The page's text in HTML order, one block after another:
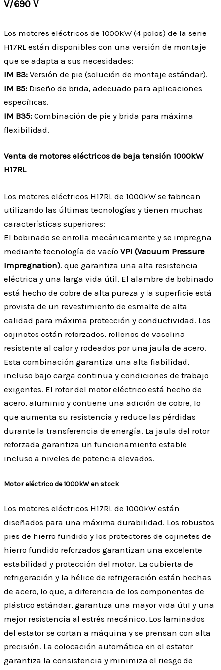
V/690 V
Los motores eléctricos de 1000kW (4 polos) de la serie
H17RL están disponibles con una versión de montaje
que se adapta a sus necesidades:
IM B3: Versión de pie (solución de montaje estándar).
IM B5: Diseño de brida, adecuado para aplicaciones
específicas.
IM B35: Combinación de pie y brida para máxima
flexibilidad.
Venta de motores eléctricos de baja tensión 1000kW
H17RL
Los motores eléctricos H17RL de 1000kW se fabrican
utilizando las últimas tecnologías y tienen muchas
características superiores:
El bobinado se enrolla mecánicamente y se impregna
mediante tecnología de vacío VPI (Vacuum Pressure
Impregnation), que garantiza una alta resistencia
eléctrica y una larga vida útil. El alambre de bobinado
está hecho de cobre de alta pureza y la superficie está
provista de un revestimiento de esmalte de alta
calidad para máxima protección y conductividad. Los
cojinetes están reforzados, rellenos de vaselina
resistente al calor y rodeados por una jaula de acero.
Esta combinación garantiza una alta fiabilidad,
incluso bajo carga continua y condiciones de trabajo
exigentes. El rotor del motor eléctrico está hecho de
acero, aluminio y contiene una adición de cobre, lo
que aumenta su resistencia y reduce las pérdidas
durante la transferencia de energía. La jaula del rotor
reforzada garantiza un funcionamiento estable
incluso a niveles de potencia elevados.
Motor eléctrico de 1000kW en stock
Los motores eléctricos H17RL de 1000kW están
diseñados para una máxima durabilidad. Los robustos
pies de hierro fundido y los protectores de cojinetes de
hierro fundido reforzados garantizan una excelente
estabilidad y protección del motor. La cubierta de
refrigeración y la hélice de refrigeración están hechas
de acero, lo que, a diferencia de los componentes de
plástico estándar, garantiza una mayor vida útil y una
mejor resistencia al estrés mecánico. Los laminados
del estator se cortan a máquina y se prensan con alta
precisión. La colocación automática en el estator
garantiza la consistencia y minimiza el riesgo de